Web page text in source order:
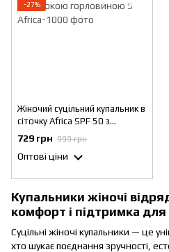
−27%
Жіночий суцільний купальник в
сіточку Africa SPF 50 з
довгими рукавами та високою
горловиною S
729 грн 999 грн
Оптові ціни
Купальники жіночі
комфорт і підтримка для
Суцільні жіночі купальники — це
хто шукає поєднання зручності,